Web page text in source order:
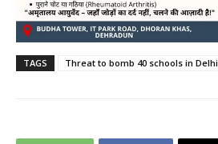
TAGS Threat to bomb 40 schools in Delhi